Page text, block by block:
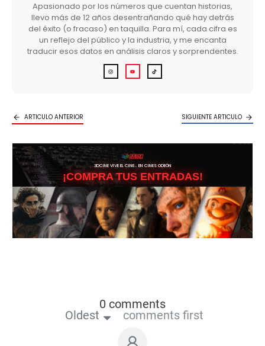
Apasionado por los números que cuentan historias,
llevo más de 12 años desentrañando qué hay detrás
del éxito (o fracaso) en taquilla. Para mí, cada cifra es
un reflejo del público y la industria, y me encanta
traducir esos datos en análisis claros y sorprendentes.
ARTICULO ANTERIOR SIGUIENTE ARTICULO
3DCINE VIVE EL CINE… EN CINES ODEÓN
¡COMPRA TUS ENTRADAS!
0 comments
Oldest comments first